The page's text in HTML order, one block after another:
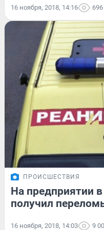
16 ноября, 2018, 14:16 696
ПРОИСШЕСТВИЯ
На предприятии
получил
16 ноября, 2018, 14:03 9